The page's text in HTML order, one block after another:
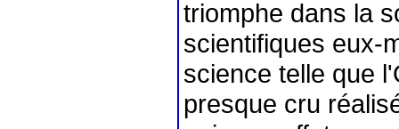
triomphe dans la
scientifiques eux-
science telle que
presque cru